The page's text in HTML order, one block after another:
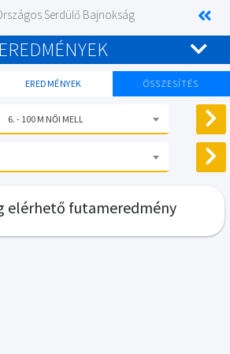
Serdülő Bajnokság
EREDMÉNYEK
EREDMÉNYEK ÖSSZESÍTÉS
6. - 100 M NŐI MELL
elérhető futameredmény